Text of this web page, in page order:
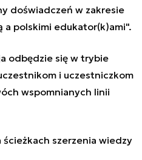
doświadczeń w zakresie
a polskimi edukator(k)ami".
odbędzie się w trybie
i uczestniczkom
wspomnianych linii
szerzenia wiedzy